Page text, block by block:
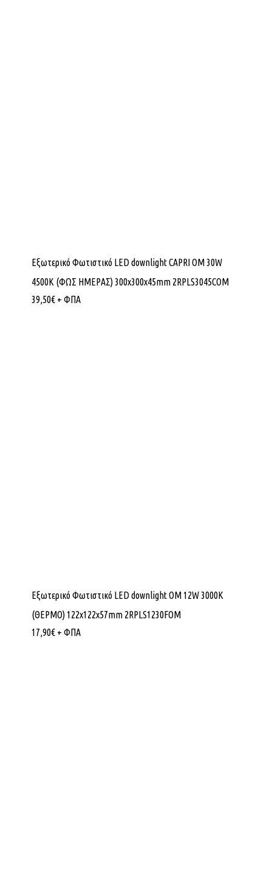
Εξωτερικό Φωτιστικό LED downlight CAPRI OM 30W
4500K (ΦΩΣ ΗΜΕΡΑΣ) 300x300x45mm 2RPLS3045COM
39,50€ + ΦΠΑ
Εξωτερικό Φωτιστικό LED downlight OM 12W 3000K
(ΘΕΡΜΟ) 122x122x57mm 2RPLS1230FOM
17,90€ + ΦΠΑ